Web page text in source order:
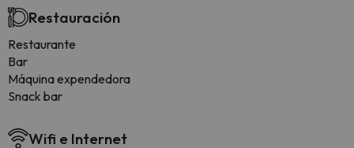
Restauración
Restaurante
Bar
Máquina expendedora
Snack bar
Wifi e Internet